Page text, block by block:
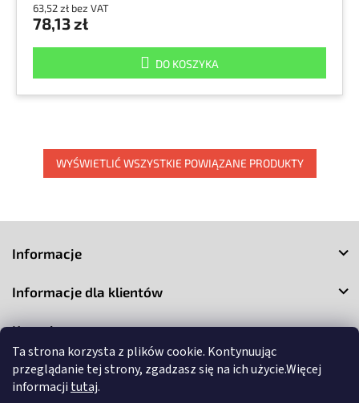
Ta strona korzysta z plików cookie. Kontynuując
przeglądanie tej strony, zgadzasz się na ich użycie.Więcej
informacji tutaj.
63,52 zł bez VAT
78,13 zł
DO KOSZYKA
WYŚWIETLIĆ WSZYSTKIE POWIĄZANE PRODUKTY
Informacje
Informacje dla klientów
Kontakt